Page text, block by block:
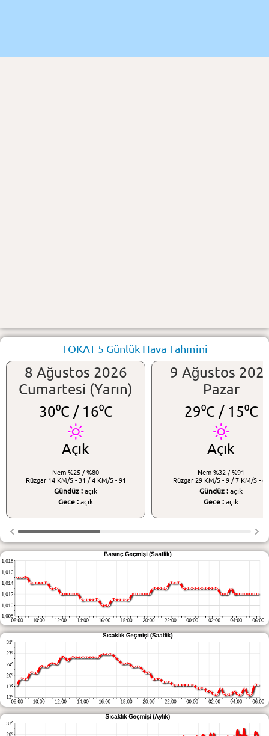
TOKAT 5 Günlük Hava Tahmini
8 Ağustos 2026
Cumartesi (Yarın)
30⁰C /16⁰C
Açık
Nem %25 / %80
Rüzgar 14 KM/S - 31 / 4 KM/S - 91
Gündüz : açık
Gece : açık
9 Ağustos
Pazar
29⁰C /15⁰C
Açık
Nem %32 / %91
Rüzgar 29 KM/S - 9 / 7 KM/S - 65
Gündüz : açık
Gece : açık